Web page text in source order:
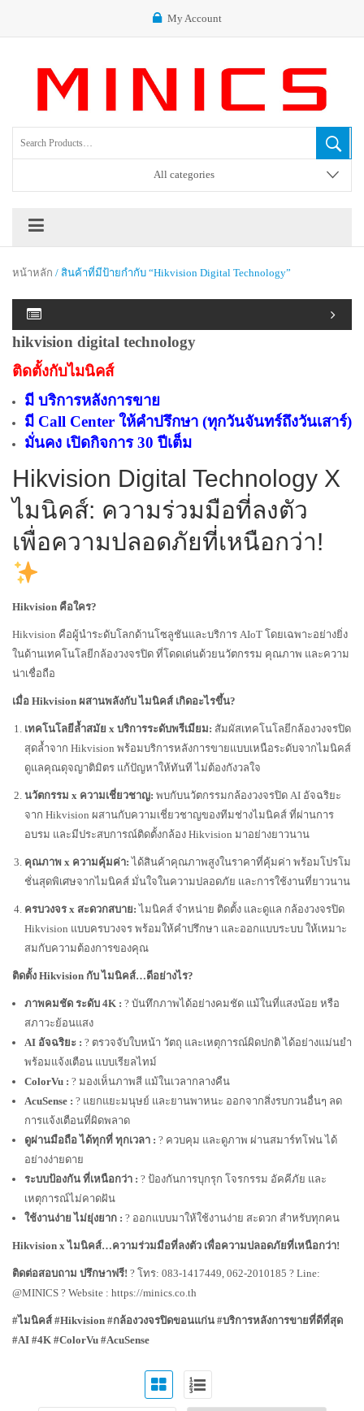
My Account
All categories
หน้าหลัก / สินค้าที่มีป้ายกำกับ “hikvision Digital Technology”
hikvision digital technology
ติดตั้งกับไมนิคส์
มี บริการหลังการขาย
มี Call Center ให้คำปรึกษา (ทุกวันจันทร์ถึงวันเสาร์)
มั่นคง เปิดกิจการ 30 ปีเต็ม
Hikvision Digital Technology X
ไมนิคส์: ความร่วมมือที่ลงตัว
เพื่อความปลอดภัยที่เหนือกว่า!
Hikvision คือใคร?
Hikvision คือผู้นำระดับโลกด้านโซลูชันและบริการ AIoT โดยเฉพาะอย่างยิ่ง
ในด้านเทคโนโลยีกล้องวงจรปิด ที่โดดเด่นด้วยนวัตกรรม คุณภาพ และความ
น่าเชื่อถือ
เมื่อ Hikvision ผสานพลังกับ ไมนิคส์ เกิดอะไรขึ้น?
เทคโนโลยีล้ำสมัย x บริการระดับพรีเมียม: สัมผัสเทคโนโลยีกล้องวงจรปิด
สุดล้ำจาก Hikvision พร้อมบริการหลังการขายแบบเหนือระดับจากไมนิคส์
ดูแลคุณดุจญาติมิตร แก้ปัญหาให้ทันที ไม่ต้องกังวลใจ
นวัตกรรม x ความเชี่ยวชาญ: พบกับนวัตกรรมกล้องวงจรปิด AI อัจฉริยะ
จาก Hikvision ผสานกับความเชี่ยวชาญของทีมช่างไมนิคส์ ที่ผ่านการ
อบรม และมีประสบการณ์ติดตั้งกล้อง Hikvision มาอย่างยาวนาน
คุณภาพ x ความคุ้มค่า: ได้สินค้าคุณภาพสูงในราคาที่คุ้มค่า พร้อมโปรโม
ชั่นสุดพิเศษจากไมนิคส์ มั่นใจในความปลอดภัย และการใช้งานที่ยาวนาน
ครบวงจร x สะดวกสบาย: ไมนิคส์ จำหน่าย ติดตั้ง และดูแล กล้องวงจรปิด
Hikvision แบบครบวงจร พร้อมให้คำปรึกษา และออกแบบระบบ ให้เหมาะ
สมกับความต้องการของคุณ
ติดตั้ง Hikvision กับ ไมนิคส์…ดีอย่างไร?
ภาพคมชัด ระดับ 4K : ? บันทึกภาพได้อย่างคมชัด แม้ในที่แสงน้อย หรือ
สภาวะย้อนแสง
AI อัจฉริยะ : ? ตรวจจับใบหน้า วัตถุ และเหตุการณ์ผิดปกติ ได้อย่างแม่นยำ
พร้อมแจ้งเตือน แบบเรียลไทม์
ColorVu : ? มองเห็นภาพสี แม้ในเวลากลางคืน
AcuSense : ? แยกแยะมนุษย์ และยานพาหนะ ออกจากสิ่งรบกวนอื่นๆ ลด
การแจ้งเตือนที่ผิดพลาด
ดูผ่านมือถือ ได้ทุกที่ ทุกเวลา : ? ควบคุม และดูภาพ ผ่านสมาร์ทโฟน ได้
อย่างง่ายดาย
ระบบป้องกัน ที่เหนือกว่า : ?️ ป้องกันการบุกรุก โจรกรรม อัคคีภัย และ
เหตุการณ์ไม่คาดฝัน
ใช้งานง่าย ไม่ยุ่งยาก : ? ออกแบบมาให้ใช้งานง่าย สะดวก สำหรับทุกคน
Hikvision x ไมนิคส์…ความร่วมมือที่ลงตัว เพื่อความปลอดภัยที่เหนือกว่า!
ติดต่อสอบถาม ปรึกษาฟรี! ? โทร: 083-1417449, 062-2010185 ? Line:
@MINICS ? Website : https://minics.co.th
#ไมนิคส์ #Hikvision #กล้องวงจรปิดขอนแก่น #บริการหลังการขายที่ดีที่สุด
#AI #4K #ColorVu #AcuSense